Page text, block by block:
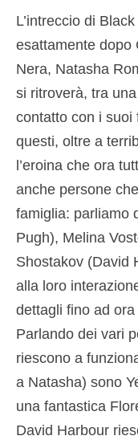
L’intreccio di
esattamente dopo
Nera, Natasha
si ritroverà, tra
contatto con i suoi
questi, oltre a
l’eroina che ora
anche persone
famiglia: parliamo
Pugh), Melina
Shostakov (David
alla loro
dettagli fino ad
Parlando dei vari
riescono a
a Natasha) sono
una fantastica
David Harbour